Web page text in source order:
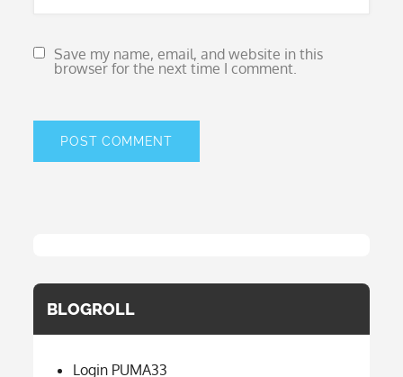
Save my name, email, and website in this
browser for the next time I comment.
BLOGROLL
Login PUMA33